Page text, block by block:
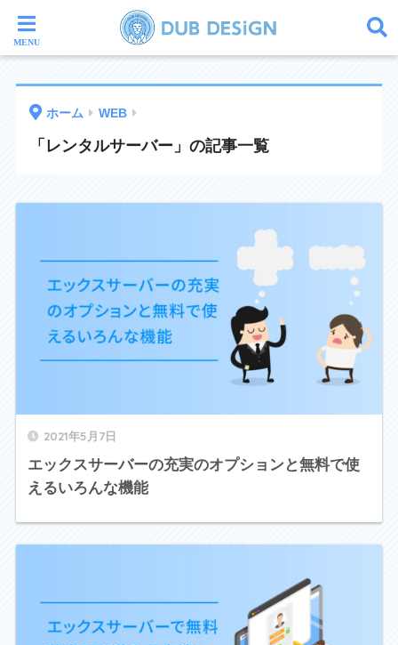
ホーム WEB
「レンタルサーバー」の記事一覧
2021年5月7日
エックスサーバーの充実のオプションと無料で使
えるいろんな機能